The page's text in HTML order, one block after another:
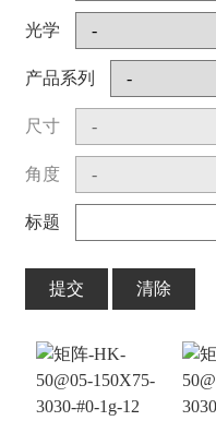
光学
产品系列
尺寸
角度
标题
提交 清除